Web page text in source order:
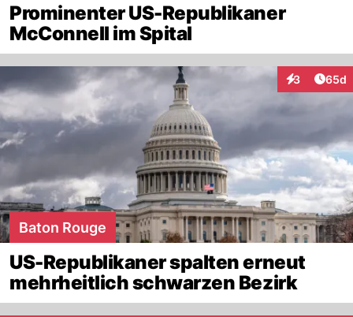
Prominenter US-Republikaner
McConnell im Spital
3
Interaktionen
65d
Baton Rouge
US-Republikaner spalten erneut
mehrheitlich schwarzen Bezirk